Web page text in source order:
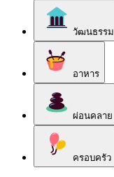
วัฒนธรรม
อาหาร
ผ่อนคลาย
ครอบครัว